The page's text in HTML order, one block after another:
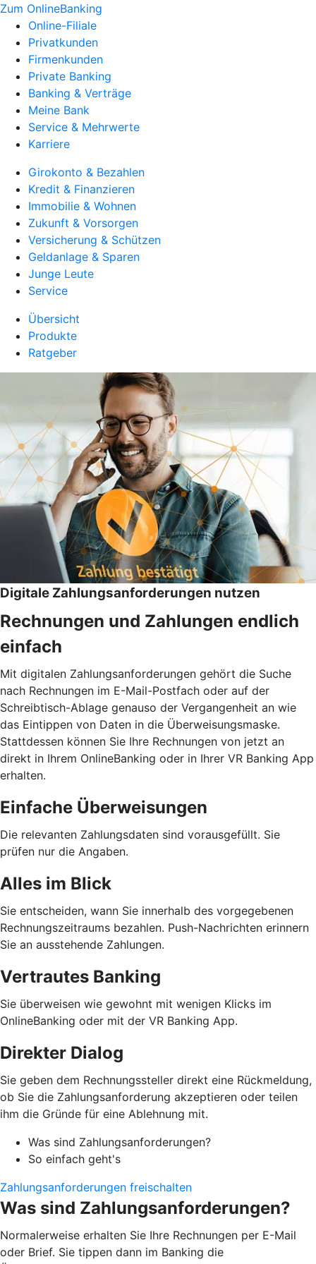
Zum OnlineBanking
Online-Filiale
Privatkunden
Firmenkunden
Private Banking
Banking & Verträge
Meine Bank
Service & Mehrwerte
Karriere
Girokonto & Bezahlen
Kredit & Finanzieren
Immobilie & Wohnen
Zukunft & Vorsorgen
Versicherung & Schützen
Geldanlage & Sparen
Junge Leute
Service
Übersicht
Produkte
Ratgeber
Digitale Zahlungsanforderungen nutzen
Rechnungen und Zahlungen endlich
einfach
Mit digitalen Zahlungsanforderungen gehört die Suche
nach Rechnungen im E-Mail-Postfach oder auf der
Schreibtisch-Ablage genauso der Vergangenheit an wie
das Eintippen von Daten in die Überweisungsmaske.
Stattdessen können Sie Ihre Rechnungen von jetzt an
direkt in Ihrem OnlineBanking oder in Ihrer VR Banking App
erhalten.
Einfache Überweisungen
Die relevanten Zahlungsdaten sind vorausgefüllt. Sie
prüfen nur die Angaben.
Alles im Blick
Sie entscheiden, wann Sie innerhalb des vorgegebenen
Rechnungszeitraums bezahlen. Push-Nachrichten erinnern
Sie an ausstehende Zahlungen.
Vertrautes Banking
Sie überweisen wie gewohnt mit wenigen Klicks im
OnlineBanking oder mit der VR Banking App.
Direkter Dialog
Sie geben dem Rechnungssteller direkt eine Rückmeldung,
ob Sie die Zahlungsanforderung akzeptieren oder teilen
ihm die Gründe für eine Ablehnung mit.
Was sind Zahlungsanforderungen?
So einfach geht's
Zahlungsanforderungen freischalten
Was sind Zahlungsanforderungen?
Normalerweise erhalten Sie Ihre Rechnungen per E-Mail
oder Brief. Sie tippen dann im Banking die